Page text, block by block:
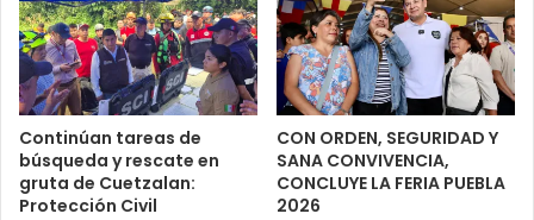
Continúan tareas de
búsqueda y rescate en
gruta de Cuetzalan:
Protección Civil
CON ORDEN, SEGURIDAD Y
SANA CONVIVENCIA,
CONCLUYE LA FERIA PUEBLA
2026